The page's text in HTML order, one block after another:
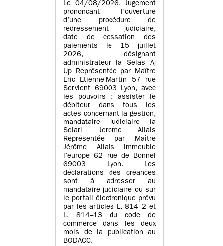
Le 04/08/2026. Jugement
prononçant l’ouverture
d’une procédure de
redressement judiciaire,
date de cessation des
paiements le 15 juillet
2026, désignant
administrateur la Selas Aj
Up Représentée par Maître
Eric Etienne-Martin 57 rue
Servient 69003 Lyon, avec
les pouvoirs : assister le
débiteur dans tous les
actes concernant la gestion,
mandataire judiciaire la
Selarl Jerome Allais
Représentée par Maître
Jérôme Allais immeuble
l’europe 62 rue de Bonnel
69003 Lyon. Les
déclarations des créances
sont à adresser au
mandataire judiciaire ou sur
le portail électronique prévu
par les articles L. 814–2 et
L. 814–13 du code de
commerce dans les deux
mois de la publication au
BODACC.